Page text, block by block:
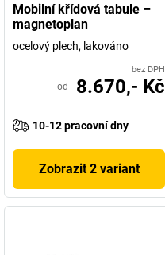
Mobilní křídová tabule –
magnetoplan
ocelový plech, lakováno
bez DPH
od 8.670,- Kč
10-12 pracovní dny
Zobrazit 2 variant